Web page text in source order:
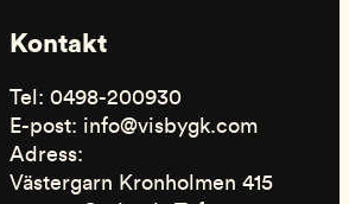
Kontakt
Tel: 0498-200930
E-post: info@visbygk.com
Adress:
Västergarn Kronholmen 415